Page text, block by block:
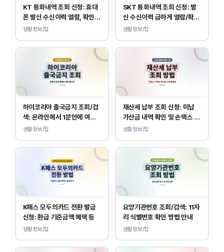
KT 통화내역 조회 신청: 휴대
폰 발신 수신이력 열람, 확인
하는 방법
생활정보/팁
SKT 통화내역 조회 신청: 발
신 수신이력 급하게 열람/확인
하는 방법
생활정보/팁
하이코리아 출국금지 조회/검
색: 온라인에서 1분안에 여부
확인 하는 방법
생활정보/팁
재산세 납부 조회 신청: 미납
가산금 내역 확인 및 손택스 이
택스 경로 안내
생활정보/팁
K패스 모두의카드 전환 발급
신청: 환급 기준금액 혜택 등
생활정보/팁
요양기관번호 조회/검색: 11자
리 식별번호 확인 방법 안내
생활정보/팁